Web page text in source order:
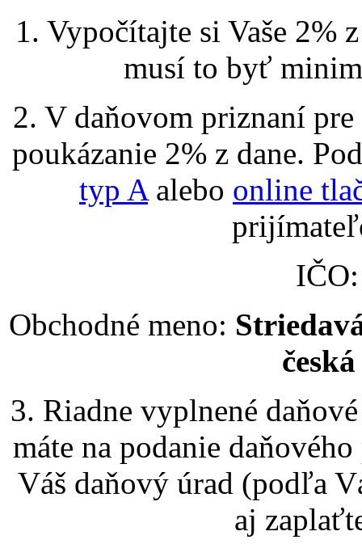
1. Vypočítajte si Vaše 2%
musí to byť
2. V daňovom priznaní
poukázanie 2% z dane.
typ Aalebo online
Obchodné meno:
3. Riadne vyplnené
máte na podanie
Váš daňový úrad (podľa
aj